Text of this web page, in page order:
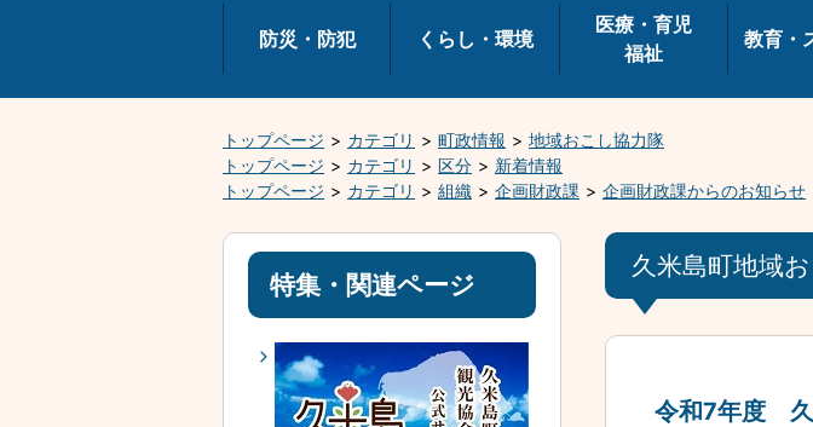
防災・防犯 くらし・環境
医療・育児
福祉
教育・
トップページ カテゴリ 町政情報
地域おこし協力隊
トップページ
カテゴリ 区分
新着情報
トップページ
カテゴリ 組織 企画財政課 企画財政課からのお知らせ
久米島町地域
令和7年度 久
特集・関連ページ